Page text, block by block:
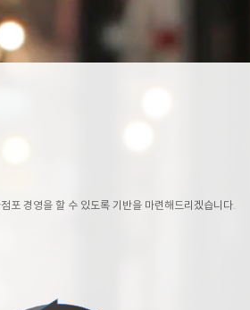
포 경영을 할 수 있도록 기반을 마련해드리겠습니다.